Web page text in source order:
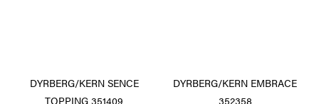
DYRBERG/KERN SENCE
TOPPING 351409
DYRBERG/KERN EMBRACE
352358